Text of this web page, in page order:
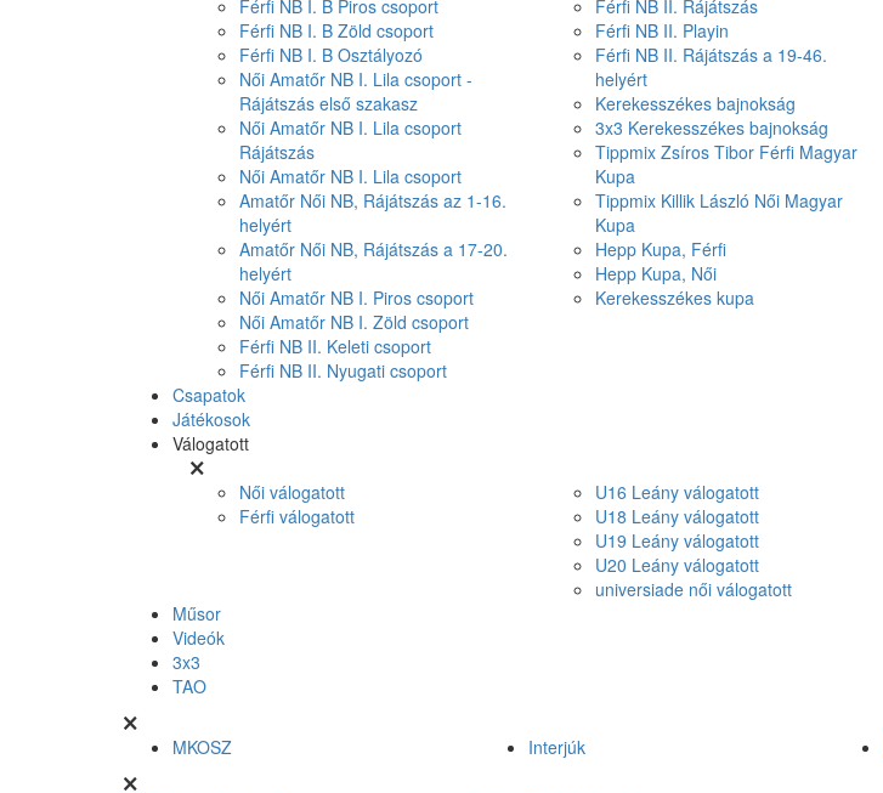
Férfi NB I. B Piros csoport
Férfi NB I. B Zöld csoport
Férfi NB I. B Osztályozó
Női Amatőr NB I. Lila csoport -
Rájátszás első szakasz
Női Amatőr NB I. Lila csoport
Rájátszás
Női Amatőr NB I. Lila csoport
Amatőr Női NB, Rájátszás az 1-16.
helyért
Amatőr Női NB, Rájátszás a 17-20.
helyért
Női Amatőr NB I. Piros csoport
Női Amatőr NB I. Zöld csoport
Férfi NB II. Keleti csoport
Férfi NB II. Nyugati csoport
Férfi NB II. Rájátszás
Férfi NB II. Playin
Férfi NB II. Rájátszás a 19-46.
helyért
Kerekesszékes bajnokság
3x3 Kerekesszékes bajnokság
Tippmix Zsíros Tibor Férfi Magyar
Kupa
Tippmix Killik László Női Magyar
Kupa
Hepp Kupa, Férfi
Hepp Kupa, Női
Kerekesszékes kupa
Csapatok
Játékosok
Válogatott
Női válogatott
Férfi válogatott
U16 Leány válogatott
U18 Leány válogatott
U19 Leány válogatott
U20 Leány válogatott
universiade női válogatott
Műsor
Videók
3x3
TAO
MKOSZ Interjúk